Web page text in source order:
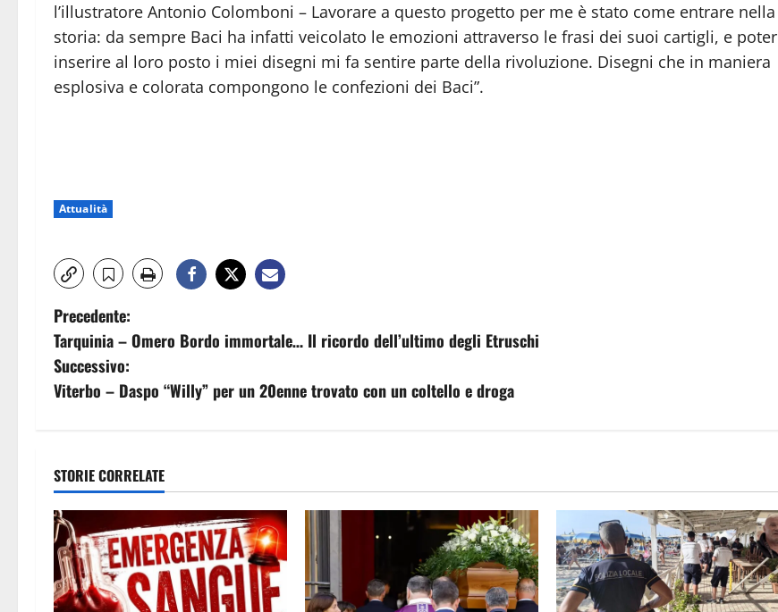
l’illustratore Antonio Colomboni – Lavorare a questo progetto per me è stato come entrare nella
storia: da sempre Baci ha infatti veicolato le emozioni attraverso le frasi dei suoi cartigli, e poter
inserire al loro posto i miei disegni mi fa sentire parte della rivoluzione. Disegni che in maniera
esplosiva e colorata compongono le confezioni dei Baci”.
Attualità
N
a
v
g
a
z
i
Precedente:
Tarquinia – Omero Bordo immortale… Il ricordo dell’ultimo degli Etruschi
Successivo:
Viterbo – Daspo “Willy” per un 20enne trovato con un coltello e droga
STORIE CORRELATE